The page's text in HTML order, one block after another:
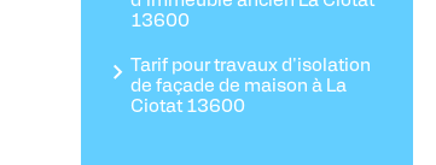
13600
Tarif pour travaux d'isolation
de façade de maison à La
Ciotat 13600